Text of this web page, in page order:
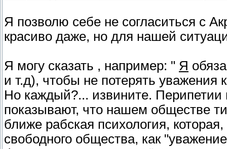
Я позволю себе не согласиться с
красиво даже, но для нашей
Я могу сказать , например: " Я
и т.д), чтобы не потерять уважения
Но каждый?... извините. Перипетии
показывают, что нашем обществе
ближе рабская психология,
свободного общества, как